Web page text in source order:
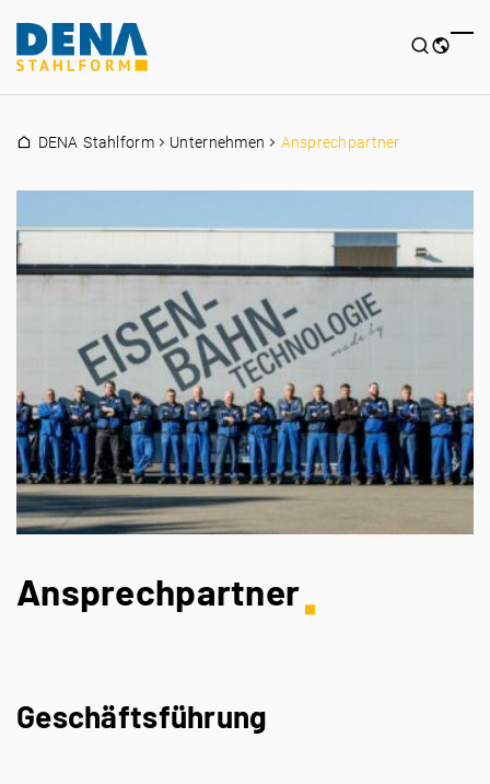
DENA Stahlform Unternehmen Ansprechpartner
Ansprechpartner
Geschäftsführung